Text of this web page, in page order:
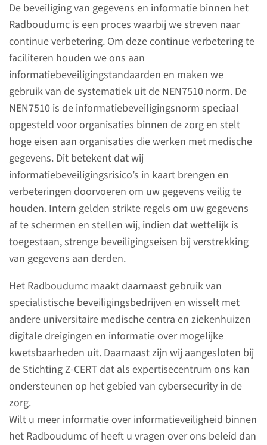
De beveiliging van gegevens en informatie binnen het
Radboudumc is een proces waarbij we streven naar
continue verbetering. Om deze continue verbetering te
faciliteren houden we ons aan
informatiebeveiligingstandaarden en maken we
gebruik van de systematiek uit de NEN7510 norm. De
NEN7510 is de informatiebeveiligingsnorm speciaal
opgesteld voor organisaties binnen de zorg en stelt
hoge eisen aan organisaties die werken met medische
gegevens. Dit betekent dat wij
informatiebeveiligingsrisico’s in kaart brengen en
verbeteringen doorvoeren om uw gegevens veilig te
houden. Intern gelden strikte regels om uw gegevens
af te schermen en stellen wij, indien dat wettelijk is
toegestaan, strenge beveiligingseisen bij verstrekking
van gegevens aan derden.
Het Radboudumc maakt daarnaast gebruik van
specialistische beveiligingsbedrijven en wisselt met
andere universitaire medische centra en ziekenhuizen
digitale dreigingen en informatie over mogelijke
kwetsbaarheden uit. Daarnaast zijn wij aangesloten bij
de Stichting Z-CERT dat als expertisecentrum ons kan
ondersteunen op het gebied van cybersecurity in de
zorg.
Wilt u meer informatie over informatieveiligheid binnen
het Radboudumc of heeft u vragen over ons beleid dan
Uiteraard mag u via social
media laten weten wat u van
het Radboudumc vindt. U mag
echter niet zomaar foto’s of
filmpjes die u in het
Radboudumc heeft gemaakt op
social media zetten.
lees meer
Foto's, films en
geluidsopnamen
Wilt u in het ziekenhuis filmen,
fotograferen of
geluidsopnames maken? Vraag
dan altijd vooraf toestemming
aan de personen die u
fotografeert, filmt of opneemt.
Vertel er ook bij wat u met de
foto, film of geluidsopname
wilt doen.